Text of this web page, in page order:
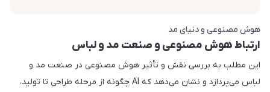
هوش مصنوعی و دنیای مد
ارتباط هوش مصنوعی و صنعت مد و لباس
این مطلب به بررسی نقش و تأثیر هوش مصنوعی در صنعت مد و
لباس می‌پردازد و نشان می‌دهد که AI چگونه از مرحله طراحی تا تولید،